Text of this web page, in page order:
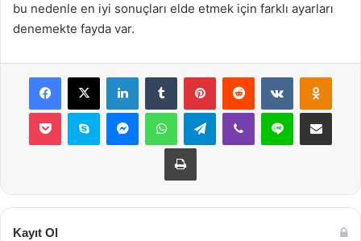
bu nedenle en iyi sonuçları elde etmek için farklı ayarları
denemekte fayda var.
Facebook
X LinkedInTumblr PinterestReddit VKontakte
Pocket Skype MessengerWhatsAppTelegramViber Line E-Posta ile
Yazdır
Kayıt Ol